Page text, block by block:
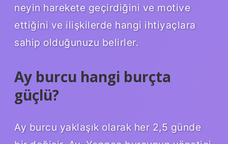
neyin harekete geçirdiğini ve motive
ettiğini ve ilişkilerde hangi ihtiyaçlara
sahip olduğunuzu belirler.
Ay burcu hangi burçta
güçlü?
Ay burcu yaklaşık olarak her 2,5 günde